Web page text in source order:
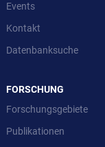
Events
Kontakt
Datenbanksuche
FORSCHUNG
Forschungsgebiete
Publikationen